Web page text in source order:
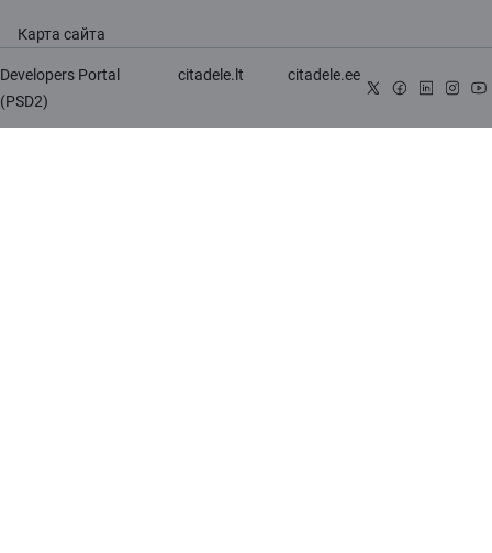
Карта сайта
Developers Portal
(PSD2)
citadele.lt citadele.ee